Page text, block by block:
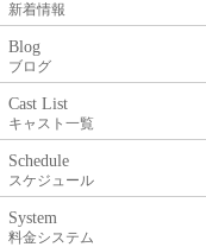
新着情報
Blog
ブログ
Cast List
キャスト一覧
Schedule
スケジュール
System
料金システム